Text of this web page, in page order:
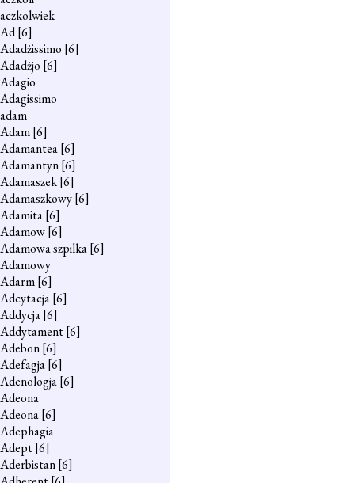
aczkolwiek
Ad[6]
Adadżissimo [6]
Adadżjo [6]
Adagio
Adagissimo
adam
Adam[6]
Adamantea[6]
Adamantyn[6]
Adamaszek[6]
Adamaszkowy[6]
Adamita[6]
Adamow[6]
Adamowa szpilka[6]
Adamowy
Adarm[6]
Adcytacja[6]
Addycja[6]
Addytament[6]
Adebon[6]
Adefagja[6]
Adenologja[6]
Adeona
Adeona[6]
Adephagia
Adept[6]
Aderbistan[6]